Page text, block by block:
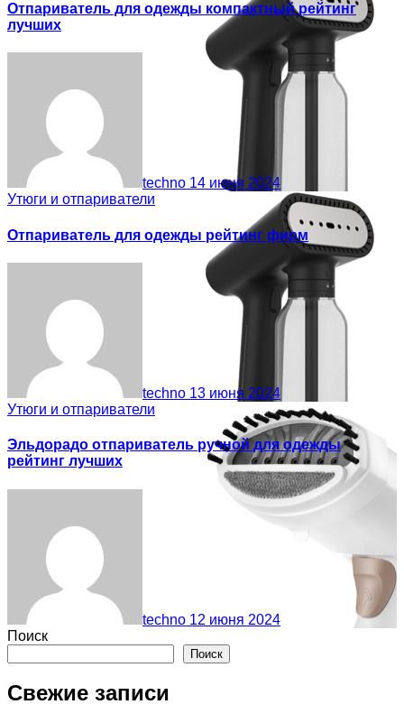
Отпариватель для одежды компактный рейтинг
лучших
techno 14 июня 2024
Утюги и отпариватели
Отпариватель для одежды рейтинг фирм
techno 13 июня 2024
Утюги и отпариватели
Эльдорадо отпариватель ручной для одежды
рейтинг лучших
techno 12 июня 2024
Поиск
Поиск
Свежие записи